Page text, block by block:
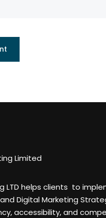
LTD helps clients to
Digital Marketing
accessibility, and